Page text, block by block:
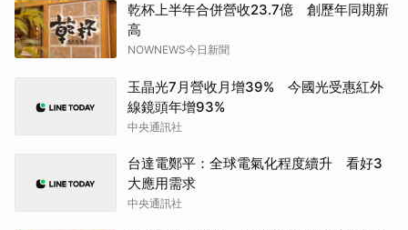
乾杯上半年合併營收23.7億 創歷年同期新
高
NOWNEWS今日新聞
玉晶光7月營收月增39% 今國光受惠紅外
線鏡頭年增93%
中央通訊社
台達電鄭平：全球電氣化程度續升 看好3
大應用需求
中央通訊社